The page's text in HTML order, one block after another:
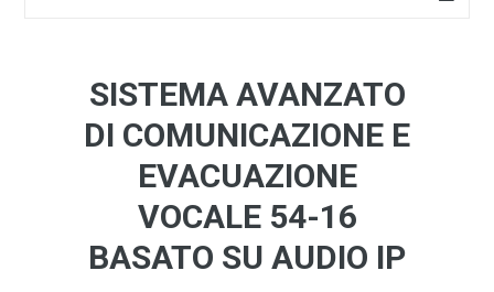
SISTEMA AVANZATO
DI COMUNICAZIONE E
EVACUAZIONE
VOCALE 54-16
BASATO SU AUDIO IP